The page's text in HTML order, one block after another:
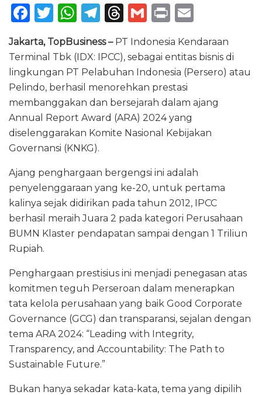
F
c
e
b
o
o
k
T
it
te
r
W
h
a
ts
A
p
p
T
e
g
ra
m
T
re
a
d
s
G
ai
l
P
n
t
ai
l
Jakarta, TopBusiness –PT Indonesia Kendaraan
Terminal Tbk (IDX: IPCC), sebagai entitas bisnis di
lingkungan PT Pelabuhan Indonesia (Persero) atau
Pelindo, berhasil menorehkan prestasi
membanggakan dan bersejarah dalam ajang
Annual Report Award (ARA) 2024 yang
diselenggarakan Komite Nasional Kebijakan
Governansi (KNKG).
Ajang penghargaan bergengsi ini adalah
penyelenggaraan yang ke-20, untuk pertama
kalinya sejak didirikan pada tahun 2012, IPCC
berhasil meraih Juara 2 pada kategori Perusahaan
BUMN Klaster pendapatan sampai dengan 1 Triliun
Rupiah.
Penghargaan prestisius ini menjadi penegasan atas
komitmen teguh Perseroan dalam menerapkan
tata kelola perusahaan yang baik Good Corporate
Governance (GCG) dan transparansi, sejalan dengan
tema ARA 2024: “Leading with Integrity,
Transparency, and Accountability: The Path to
Sustainable Future.”
Bukan hanya sekadar kata-kata, tema yang dipilih